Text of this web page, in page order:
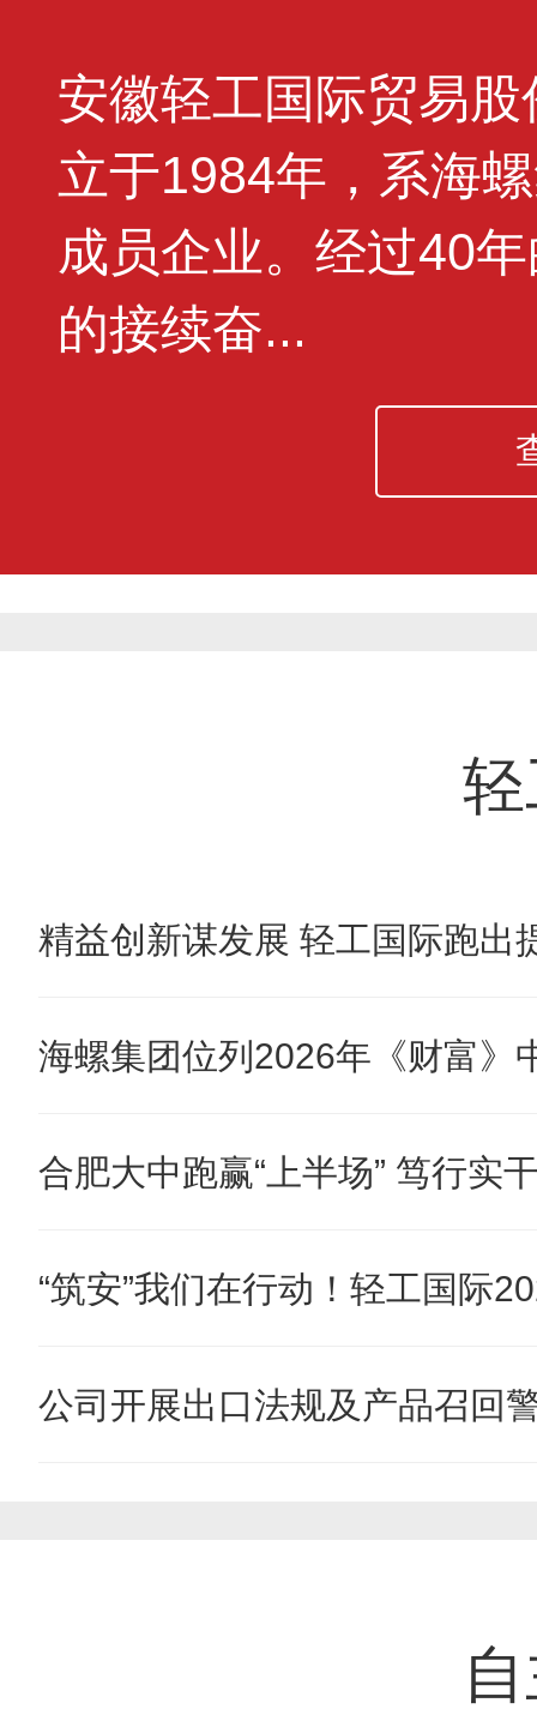
安徽轻工国际贸易
立于1984年，系海
成员企业。经过40
的接续奋...
精益创新谋发展 轻工国际跑出
海螺集团位列2026年《财富》
合肥大中跑赢“上半场” 笃行实
“筑安”我们在行动！轻工国际
公司开展出口法规及产品召回